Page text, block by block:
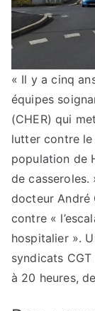
« Il y a cinq
équipes
(CHER) qui
lutter contre le
population de
de casseroles.
docteur André
contre «
hospitalier ».
syndicats
à 20 heures,